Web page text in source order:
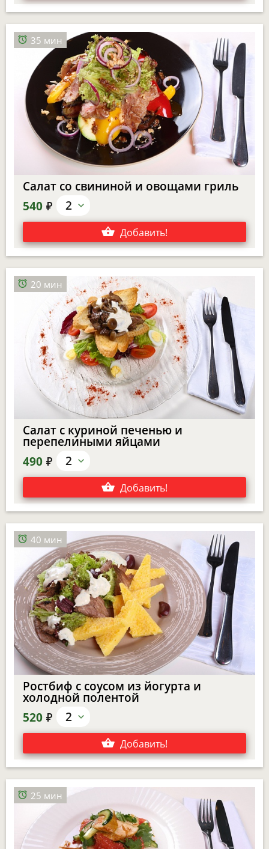
35 мин
Салат со свининой и овощами гриль
540 е 2
Добавить!
20 мин
Салат с куриной печенью и
перепелиными яйцами
490 е 2
Добавить!
40 мин
Ростбиф с соусом из йогурта и
холодной полентой
520 е 2
Добавить!
25 мин